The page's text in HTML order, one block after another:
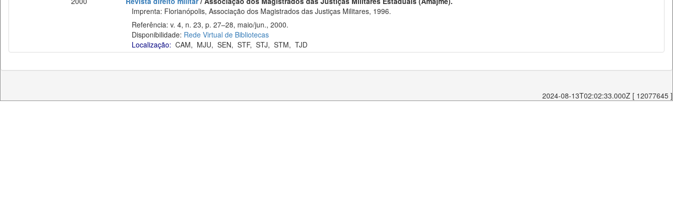
Imprenta: Florianópolis, Associação dos Magistrados das Justiças Militares, 1996.
Referência: v. 4, n. 23, p. 27–28, maio/jun., 2000.
Disponibilidade: Rede Virtual de Bibliotecas
Localização: CAM, MJU, SEN, STF, STJ, STM, TJD
2024-08-13T02:02:33.000Z [ 12077645 ]